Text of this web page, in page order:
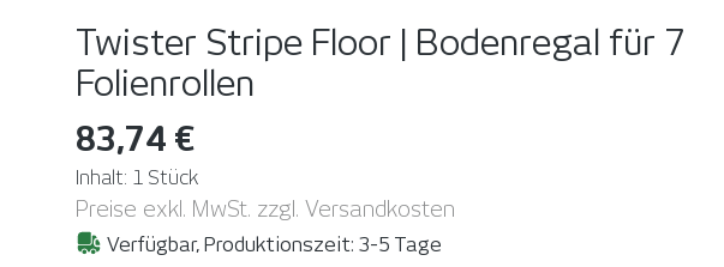
Twister Stripe Floor | Bodenregal für 7
Folienrollen
83,74 €
Inhalt: 1 Stück
Preise exkl. MwSt. zzgl. Versandkosten
Verfügbar, Produktionszeit: 3-5 Tage